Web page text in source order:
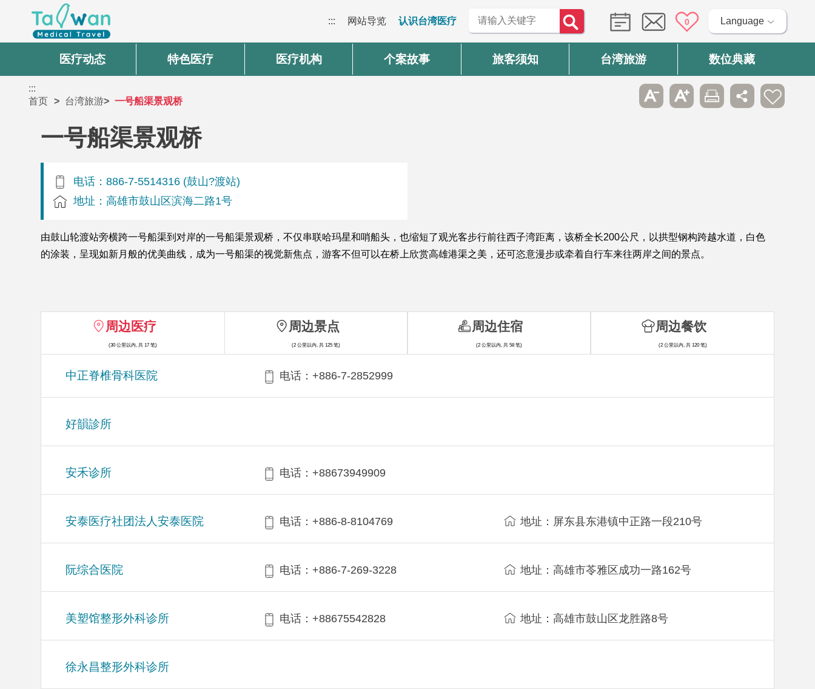
::: 网站导览 认识台湾医疗 0 Language
医疗动态 特色医疗 医疗机构 个案故事 旅客须知 台湾旅游 数位典藏
:::
首页
台湾旅游 一号船渠景观桥
一号船渠景观桥
电话：886-7-5514316 (鼓山?渡站)
地址：高雄市鼓山区滨海二路1号
由鼓山轮渡站旁横跨一号船渠到对岸的一号船渠景观桥，不仅串联哈玛星和哨船头，也缩短了观光客步行前往西子湾距离，该桥全长200公尺，以拱型钢构跨越水道，白色
的涂装，呈现如新月般的优美曲线，成为一号船渠的视觉新焦点，游客不但可以在桥上欣赏高雄港渠之美，还可恣意漫步或牵着自行车来往两岸之间的景点。
周边医疗
(30 公里以内, 共 17 笔)
中正脊椎骨科医院 电话：+886-7-2852999
好韻診所
安禾诊所 电话：+88673949909
安泰医疗社团法人安泰医院 电话：+886-8-8104769 地址：屏东县东港镇中正路一段210号
阮综合医院 电话：+886-7-269-3228 地址：高雄市苓雅区成功一路162号
美塑馆整形外科诊所 电话：+88675542828 地址：高雄市鼓山区龙胜路8号
徐永昌整形外科诊所
周边景点
(2 公里以内, 共 125 笔)
周边住宿
(2 公里以内, 共 58 笔)
周边餐饮
(2 公里以内, 共 120 笔)